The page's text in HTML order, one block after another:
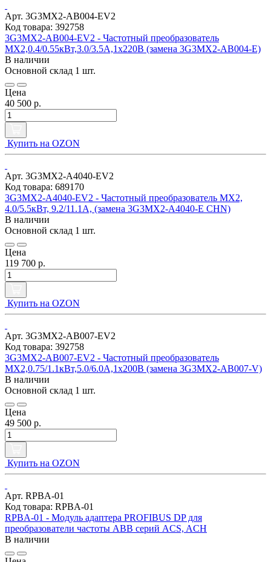
Арт. 3G3MX2-AB004-EV2
Код товара: 392758
3G3MX2-AB004-EV2 - Частотный преобразователь
MX2,0.4/0.55кВт,3.0/3.5А,1x220В (замена 3G3MX2-AB004-E)
В наличии
Основной склад 1 шт.
Цена
40 500 р.
Купить на OZON
Арт. 3G3MX2-A4040-EV2
Код товара: 689170
3G3MX2-A4040-EV2 - Частотный преобразователь MX2,
4.0/5.5кВт, 9.2/11.1А, (замена 3G3MX2-A4040-E CHN)
В наличии
Основной склад 1 шт.
Цена
119 700 р.
Купить на OZON
Арт. 3G3MX2-AB007-EV2
Код товара: 392758
3G3MX2-AB007-EV2 - Частотный преобразователь
MX2,0.75/1.1кВт,5.0/6.0А,1x200В (замена 3G3MX2-AB007-V)
В наличии
Основной склад 1 шт.
Цена
49 500 р.
Купить на OZON
Арт. RPBA-01
Код товара: RPBA-01
RPBA-01 - Модуль адаптера PROFIBUS DP для
преобразователи частоты ABB серий ACS, ACH
В наличии